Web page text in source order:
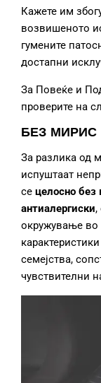
Кажете им
возвишеното
гумените
достапни
За Повеќе и
проверите на
БЕЗ МИРИС
За разлика од
испуштаат
се целосно без
антиалергиски,
окружување
семејства,
чувствителни